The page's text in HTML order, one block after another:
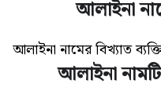
আলাইনা
আলাইনা নামের বিখ্যাত
আলাইনা